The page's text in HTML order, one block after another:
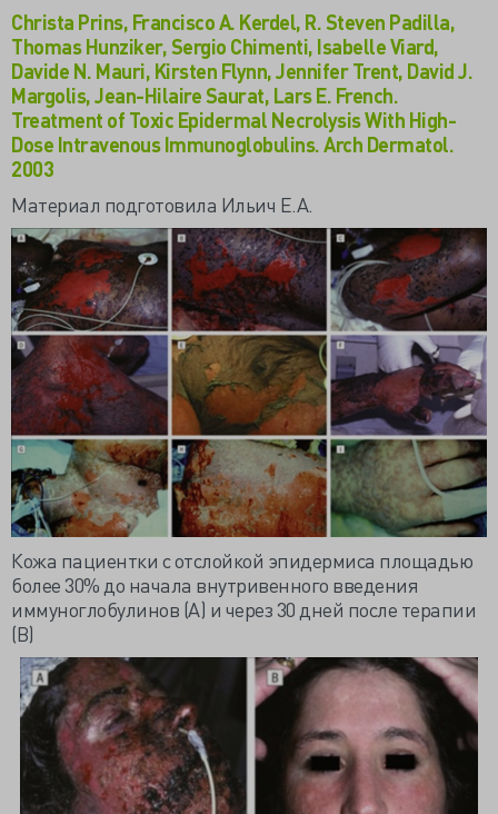
Christa Prins, Francisco A. Kerdel, R. Steven Padilla,
Thomas Hunziker, Sergio Chimenti, Isabelle Viard,
Davide N. Mauri, Kirsten Flynn, Jennifer Trent, David J.
Margolis, Jean-Hilaire Saurat, Lars E. French.
Treatment of Toxic Epidermal Necrolysis With High-
Dose Intravenous Immunoglobulins. Arch Dermatol.
2003
Материал подготовила Ильич Е.А.
Кожа пациентки с отслойкой эпидермиса площадью
более 30% до начала внутривенного введения
иммуноглобулинов (А) и через 30 дней после терапии
(В)